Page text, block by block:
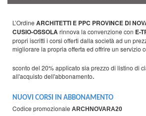
L’Ordine ARCHITETTI E PPC PROVINCE DI
CUSIO-OSSOLArinnova la convenzione con E-
propri iscritti i corsi offerti dalla società ad un
migliorare la propria offerta ed offrire un servizio
sconto del 20% applicato sia prezzo di listino di
all'acquisto dell'abbonamento.
NUOVI CORSI IN ABBONAMENTO
Codice promozionale ARCHNOVARA20